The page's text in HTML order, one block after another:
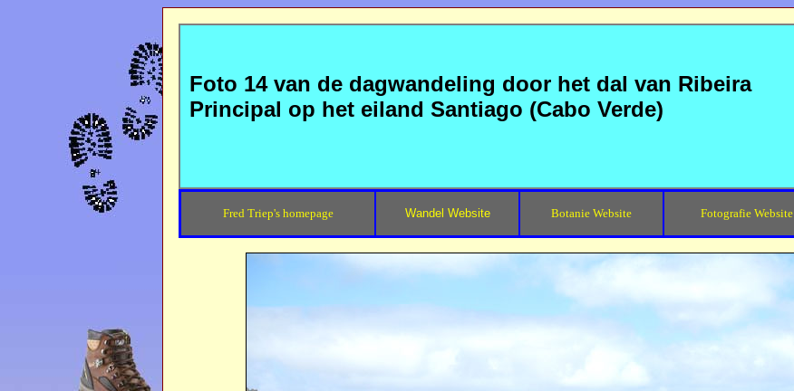
Foto 14 van de dagwandeling door het dal van Ribeira
Principal op het eiland Santiago (Cabo Verde)
Fred Triep's homepage Wandel Website Botanie Website Fotografie Website